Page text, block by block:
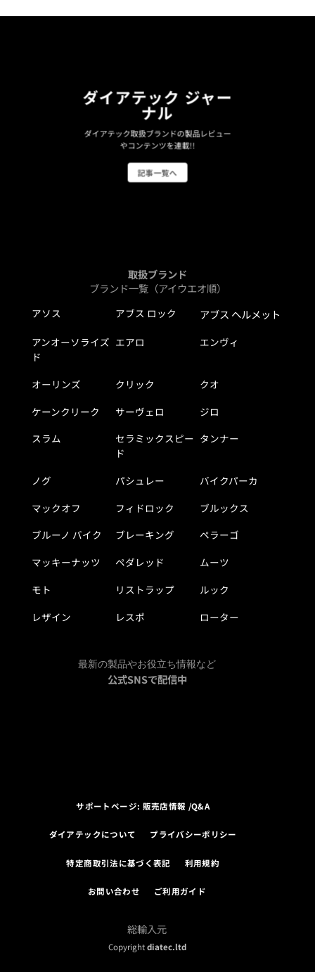
ダイアテック ジャー
ナル
ダイアテック取扱ブランドの製品レビュー
やコンテンツを連載!!
記事一覧へ
取扱ブランド
ブランド一覧（アイウエオ順）
アソス アブス ロック アブス ヘルメット
アンオーソライズ
ド
エアロ エンヴィ
オーリンズ クリック
クオ
ケーンクリーク
サーヴェロ
ジロ
スラム
セラミックスピー
ド
タンナー
ノグ パシュレー
バイクパーカ
マックオフ
フィドロック
ブルックス
ブルーノ バイク
ブレーキング
ペラーゴ
マッキーナッツ
ペダレッド
ムーツ
モト
リストラップ
ルック
レザイン
レスポ ローター
最新の製品やお役立ち情報など
公式SNSで配信中
サポートページ: 販売店情報 /Q&A
ダイアテックについて プライバシーポリシー
特定商取引法に基づく表記 利用規約
お問い合わせ ご利用ガイド
総輸入元
Copyrightdiatec.ltd